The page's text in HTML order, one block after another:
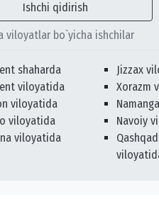
Ishchi qidirish
viloyatlar bo`yicha ishchilar
shaharda
viloyatida
viloyatida
viloyatida
viloyatida
Jizzax
Xorazm
Navoiy